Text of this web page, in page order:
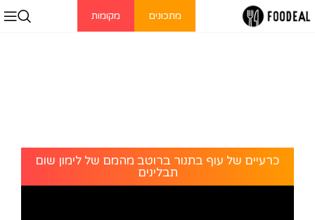
מתכונים מקומות
כרעיים של עוף בתנור ברוטב מהמם של לימון שום
תבלינים